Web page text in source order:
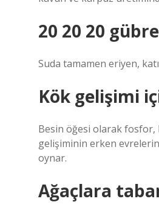
20 20 20
Suda tamamen eriyen,
Kök gelişimi
Besin öğesi olarak fosfor,
gelişiminin erken
oynar.
Ağaçlara